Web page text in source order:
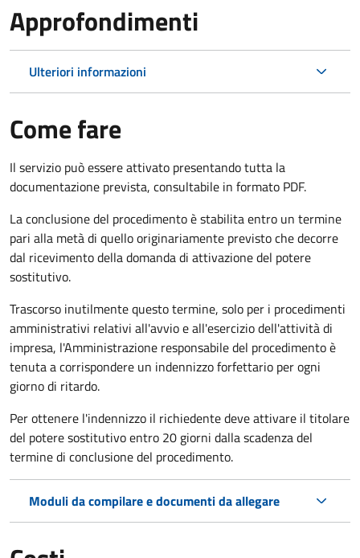
Approfondimenti
Ulteriori informazioni
Come fare
Il servizio può essere attivato presentando tutta la
documentazione prevista, consultabile in formato PDF.
La conclusione del procedimento è stabilita entro un termine
pari alla metà di quello originariamente previsto che decorre
dal ricevimento della domanda di attivazione del potere
sostitutivo.
Trascorso inutilmente questo termine, solo per i procedimenti
amministrativi relativi all'avvio e all'esercizio dell'attività di
impresa, l'Amministrazione responsabile del procedimento è
tenuta a corrispondere un indennizzo forfettario per ogni
giorno di ritardo.
Per ottenere l'indennizzo il richiedente deve attivare il titolare
del potere sostitutivo entro 20 giorni dalla scadenza del
termine di conclusione del procedimento.
Moduli da compilare e documenti da allegare